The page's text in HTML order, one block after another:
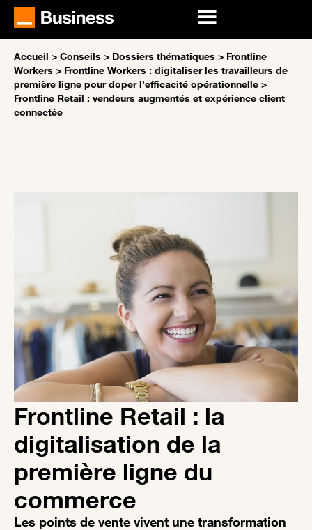
Accueil > Conseils > Dossiers thématiques > Frontline
Workers > Frontline Workers : digitaliser les travailleurs de
première ligne pour doper l’efficacité opérationnelle >
Frontline Retail : vendeurs augmentés et expérience client
connectée
Frontline Retail : la
digitalisation de la
première ligne du
commerce
Les points de vente vivent une transformation